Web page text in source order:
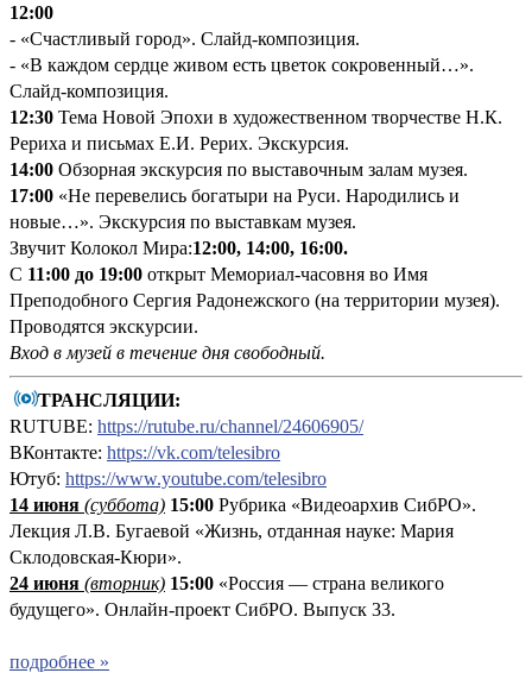
12:00
- «Счастливый город». Слайд-композиция.
- «В каждом сердце живом есть цветок сокровенный…».
Слайд-композиция.
12:30 Тема Новой Эпохи в художественном творчестве Н.К.
Рериха и письмах Е.И. Рерих. Экскурсия.
14:00 Обзорная экскурсия по выставочным залам музея.
17:00 «Не перевелись богатыри на Руси. Народились и
новые…». Экскурсия по выставкам музея.
Звучит Колокол Мира:12:00, 14:00, 16:00.
С 11:00 до 19:00 открыт Мемориал-часовня во Имя
Преподобного Сергия Радонежского (на территории музея).
Проводятся экскурсии.
Вход в музей в течение дня свободный.
ТРАНСЛЯЦИИ:
RUTUBE: https://rutube.ru/channel/24606905/
ВКонтакте: https://vk.com/telesibro
Ютуб: https://www.youtube.com/telesibro
14 июня (суббота) 15:00 Рубрика «Видеоархив СибРО».
Лекция Л.В. Бугаевой «Жизнь, отданная науке: Мария
Склодовская-Кюри».
24 июня (вторник) 15:00 «Россия — страна великого
будущего». Онлайн-проект СибРО. Выпуск 33.
подробнее »